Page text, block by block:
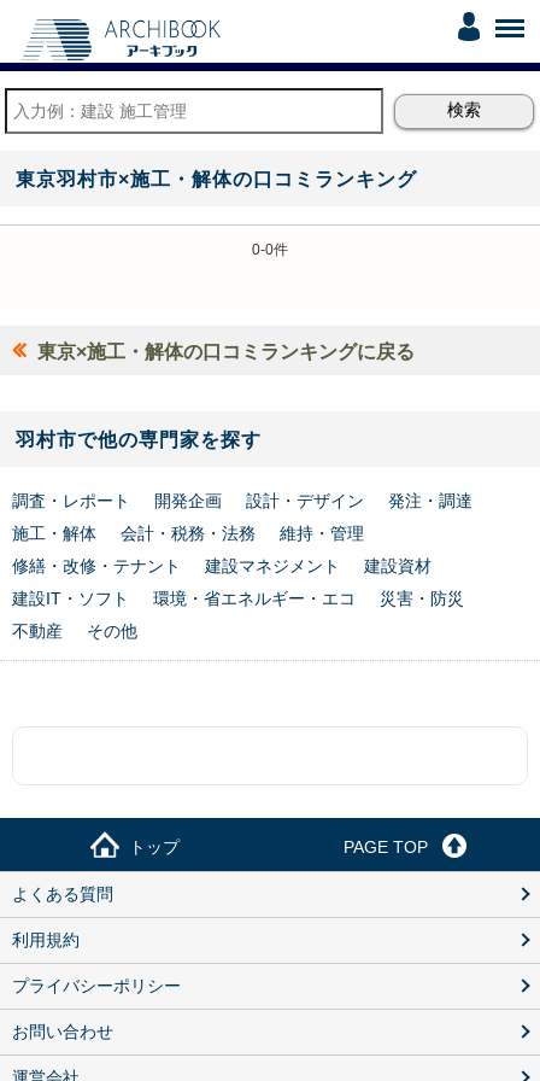
東京羽村市×施工・解体の口コミランキング
0-0件
東京×施工・解体の口コミランキングに戻る
羽村市で他の専門家を探す
調査・レポート 開発企画 設計・デザイン
発注・調達
施工・解体
会計・税務・法務
維持・管理
修繕・改修・テナント
建設マネジメント
建設資材
建設IT・ソフト
環境・省エネルギー・エコ
災害・防災
不動産
その他
トップ PAGE TOP
よくある質問
利用規約
プライバシーポリシー
お問い合わせ
運営会社